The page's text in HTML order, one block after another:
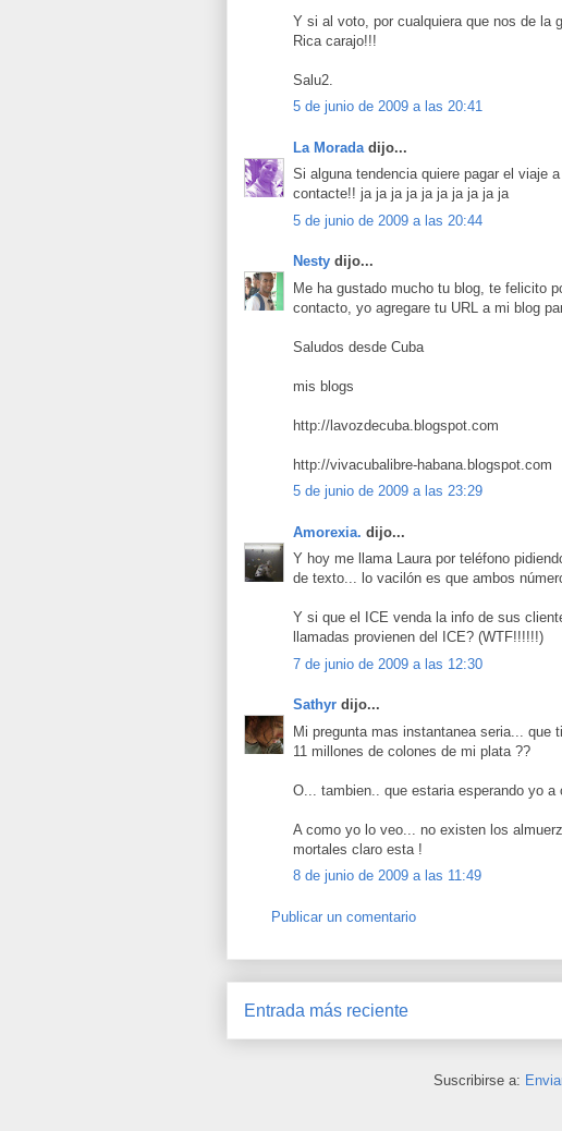
Y si al voto, por cualquiera que nos de la
Rica carajo!!!
Salu2.
5 de junio de 2009 a las 20:41
La Morada dijo...
Si alguna tendencia quiere pagar el viaje
contacte!! ja ja ja ja ja ja ja ja ja ja
5 de junio de 2009 a las 20:44
Nesty dijo...
Me ha gustado mucho tu blog, te felicito
contacto, yo agregare tu URL a mi blog
Saludos desde Cuba
mis blogs
http://lavozdecuba.blogspot.com
http://vivacubalibre-habana.blogspot.com
5 de junio de 2009 a las 23:29
Amorexia. dijo...
Y hoy me llama Laura por teléfono
de texto... lo vacilón es que ambos
Y si que el ICE venda la info de sus
llamadas provienen del ICE? (WTF!!!!!!)
7 de junio de 2009 a las 12:30
Sathyr dijo...
Mi pregunta mas instantanea seria... que
11 millones de colones de mi plata ??
O... tambien.. que estaria esperando yo a
A como yo lo veo... no existen los
mortales claro esta !
8 de junio de 2009 a las 11:49
Publicar un comentario
Entrada más reciente
Suscribirse a: